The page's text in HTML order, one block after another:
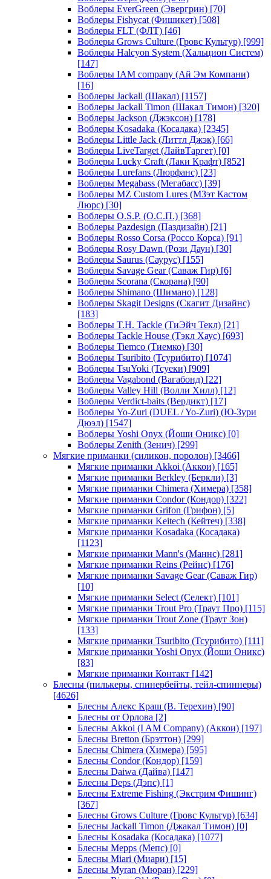
Воблеры EverGreen (Эвергрин) [70]
Воблеры Fishycat (Фишикет) [508]
Воблеры FLT (ФЛТ) [46]
Воблеры Grows Culture (Гровс Культур) [999]
Воблеры Halcyon System (Хальцион Систем)
[147]
Воблеры IAM company (Ай Эм Компани)
[16]
Воблеры Jackall (Шакал) [1157]
Воблеры Jackall Timon (Шакал Тимон) [320]
Воблеры Jackson (Джэксон) [178]
Воблеры Kosadaka (Косадака) [2345]
Воблеры Little Jack (Литтл Джэк) [66]
Воблеры LiveTarget (ЛайвТаргет) [0]
Воблеры Lucky Craft (Лаки Крафт) [852]
Воблеры Lurefans (Люрфанс) [23]
Воблеры Megabass (Мегабасс) [39]
Воблеры MZ Custom Lures (МЗэт Кастом
Люрс) [30]
Воблеры O.S.P. (О.С.П.) [368]
Воблеры Pazdesign (Паздизайн) [21]
Воблеры Rosso Corsa (Россо Корса) [91]
Воблеры Rosy Dawn (Рози Даун) [30]
Воблеры Saurus (Саурус) [155]
Воблеры Savage Gear (Саваж Гир) [6]
Воблеры Scorana (Скорана) [90]
Воблеры Shimano (Шимано) [128]
Воблеры Skagit Designs (Скагит Дизайнс)
[183]
Воблеры T.H. Tackle (ТиЭйч Текл) [21]
Воблеры Tackle House (Тэкл Хаус) [693]
Воблеры Tiemco (Тиемко) [30]
Воблеры Tsuribito (Тсурибито) [1074]
Воблеры TsuYoki (Тсуеки) [909]
Воблеры Vagabond (Вагабонд) [22]
Воблеры Valley Hill (Волли Хилл) [12]
Воблеры Verdict-baits (Вердикт) [17]
Воблеры Yo-Zuri (DUEL / Yo-Zuri) (Ю-Зури
Дюэл) [1547]
Воблеры Yoshi Onyx (Йоши Оникс) [0]
Воблеры Zenith (Зенич) [299]
Мягкие приманки (силикон, поролон) [3466]
Мягкие приманки Akkoi (Аккои) [165]
Мягкие приманки Berkley (Беркли) [3]
Мягкие приманки Chimera (Химера) [358]
Мягкие приманки Condor (Кондор) [322]
Мягкие приманки Grifon (Грифон) [5]
Мягкие приманки Keitech (Кейтеч) [338]
Мягкие приманки Kosadaka (Косадака)
[1123]
Мягкие приманки Mann's (Маннс) [281]
Мягкие приманки Reins (Рейнс) [176]
Мягкие приманки Savage Gear (Саваж Гир)
[10]
Мягкие приманки Select (Селект) [101]
Мягкие приманки Trout Pro (Траут Про) [115]
Мягкие приманки Trout Zone (Траут Зон)
[133]
Мягкие приманки Tsuribito (Тсурибито) [111]
Мягкие приманки Yoshi Onyx (Йоши Оникс)
[83]
Мягкие приманки Контакт [142]
Блесны (пилькеры, спинербейты, тейл-спиннеры)
[4626]
Блесны Алекс Краш (В. Терехин) [90]
Блесны от Орлова [2]
Блесны Akkoi (I AM Company) (Аккои) [197]
Блесны Bretton (Брэттон) [299]
Блесны Chimera (Химера) [595]
Блесны Condor (Кондор) [159]
Блесны Daiwa (Дайва) [147]
Блесны Deps (Дэпс) [1]
Блесны Extreme Fishing (Экстрим Фишинг)
[367]
Блесны Grows Culture (Гровс Культур) [634]
Блесны Jackall Timon (Джакал Тимон) [0]
Блесны Kosadaka (Косадака) [1077]
Блесны Mepps (Мепс) [0]
Блесны Miari (Миари) [15]
Блесны Myran (Мюран) [229]